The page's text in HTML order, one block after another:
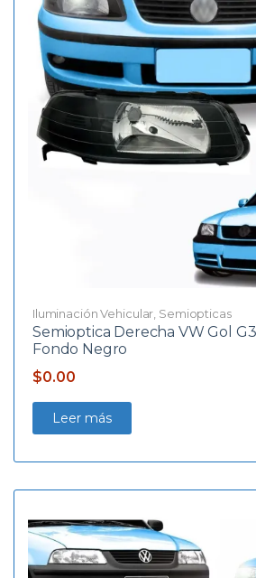
Iluminación Vehicular Semiopticas
Semioptica Derecha VW Gol
Fondo Negro
$0.00
Leer más